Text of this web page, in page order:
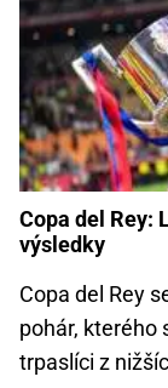
Copa del Rey:
výsledky
Copa del Rey
pohár, kterého
trpaslíci z